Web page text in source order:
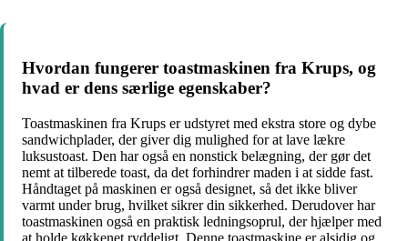
Hvordan fungerer toastmaskinen fra Krups, og
hvad er dens særlige egenskaber?
Toastmaskinen fra Krups er udstyret med ekstra store og dybe
sandwichplader, der giver dig mulighed for at lave lækre
luksustoast. Den har også en nonstick belægning, der gør det
nemt at tilberede toast, da det forhindrer maden i at sidde fast.
Håndtaget på maskinen er også designet, så det ikke bliver
varmt under brug, hvilket sikrer din sikkerhed. Derudover har
toastmaskinen også en praktisk ledningsoprul, der hjælper med
at holde køkkenet ryddeligt. Denne toastmaskine er alsidig og